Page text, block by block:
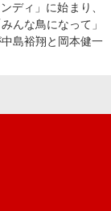
ディ」に始まり、
んな鳥になって」
島裕翔と岡本健一